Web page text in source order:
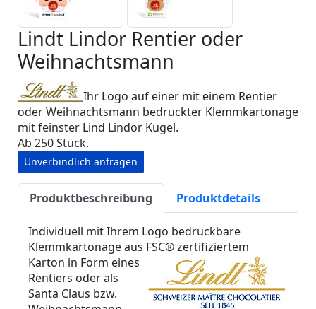
Lindt Lindor Rentier oder
Weihnachtsmann
Ihr Logo auf einer mit einem Rentier
oder Weihnachtsmann bedruckter Klemmkartonage
mit feinster Lind Lindor Kugel.
Ab 250 Stück.
Unverbindlich anfragen
Produktbeschreibung Produktdetails
Individuell mit Ihrem Logo bedruckbare
Klemmkartonage aus FSC® zertifiziertem
Karton in Form eines
Rentiers oder als
Santa Claus bzw.